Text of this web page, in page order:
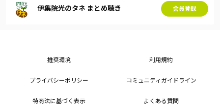
伊集院光のタネ まとめ聴き 会員登録
推奨環境 利用規約
プライバシーポリシー コミュニティガイドライン
特商法に基づく表示 よくある質問